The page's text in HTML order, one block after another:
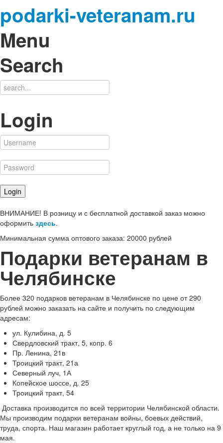
podarki-veteranam.ru
Menu
Search
Login
ВНИМАНИЕ! В розницу и с бесплатной доставкой заказ можно
оформить здесь.
Минимальная сумма оптового заказа: 20000 рублей
Подарки ветеранам в
Челябинске
Более 320 подарков ветеранам в Челябинске по цене от 290
рублей можно заказать на сайте и получить по следующим
адресам:
ул. Кулибина, д. 5
Свердловский тракт, 5, копр. 6
Пр. Ленина, 21в
Троицкий тракт, 21а
Северный луч, 1А
Копейское шоссе, д. 25
Троицкий тракт, 54
Доставка производится по всей территории Челябинской области.
Мы производим подарки ветеранам войны, боевых действий,
труда, спорта. Наш магазин работает круглый год, а не только на 9
мая.